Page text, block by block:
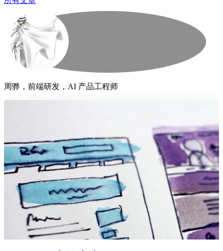
周骅，前端研发，AI 产品工程师